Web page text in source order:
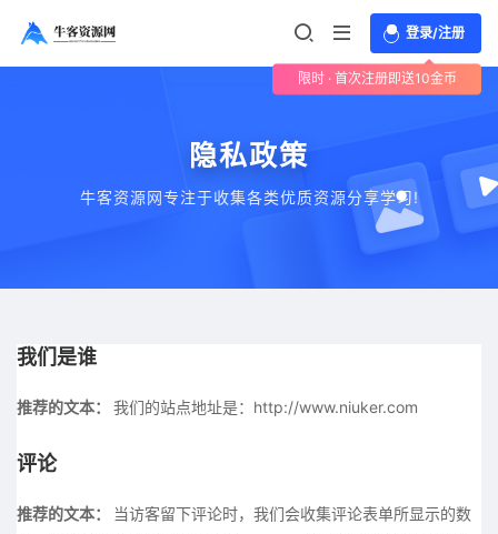
登录/注册
限时 · 首次注册即送10金币
隐私政策
牛客资源网专注于收集各类优质资源分享学习!
我们是谁
推荐的文本： 我们的站点地址是：http://www.niuker.com
评论
推荐的文本：
当访客留下评论时，我们会收集评论表单所显示的数